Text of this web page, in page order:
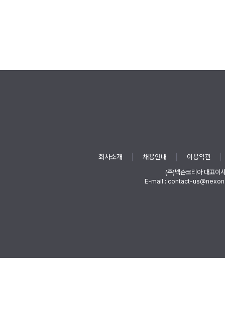
회사소개 채용안내 이용약관
(주)넥슨코리아 대표이
E-mail : contact-